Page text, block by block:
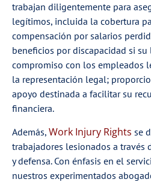
trabajan diligentemente para
legítimos, incluida la cobertura
compensación por salarios
beneficios por discapacidad si
compromiso con los empleados
la representación legal;
apoyo destinada a facilitar su
financiera.
Además, Work Injury Rights se
trabajadores lesionados a través
y defensa. Con énfasis en el
nuestros experimentados